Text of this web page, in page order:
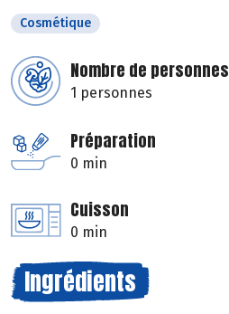
Cosmétique
Nombre de personnes
1 personnes
Préparation
0 min
Cuisson
0 min
Ingrédients